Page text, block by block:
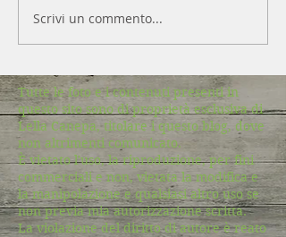
Scrivi un commento...
Tutte le foto e i contenuti presenti in
questo sito sono di proprietà esclusiva di
Lella Canepa, titolare i questo blog, dove
non altrimenti comunicato.
È vietato l'uso, la riproduzione, per fini
commerciali e non, vietata la modifica e
la manipolazione e qualsiasi altro uso se
non previa mia autorizzazione scritta.
La violazione del diritto di autore è reato